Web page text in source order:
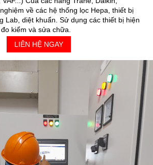
về các hệ thống lọc Hepa, thiết bị
Lab, diệt khuẩn. Sử dụng các thiết bị hiện
kiểm và sửa chữa.
LIÊN HỆ NGAY